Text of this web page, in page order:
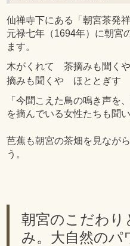
仙禅寺下にある「朝宮茶発
元禄七年（1694年）に朝宮
ます。
木がくれて 茶摘みも聞く
摘みも聞くや ほととぎす
「今聞こえた鳥の鳴き声を
を摘んでいる女性たちも聞
芭蕉も朝宮の茶畑を見なが
う。
朝宮のこだわり
み。大自然のパ